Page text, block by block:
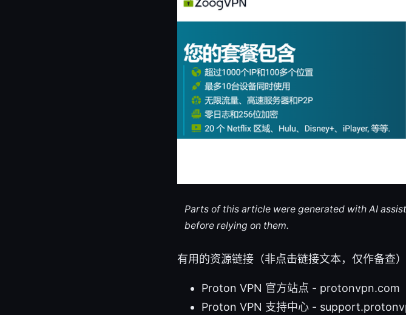
Parts of this article were generated with AI
before relying on them.
有用的资源链接（非点击链接文本，仅作备查）
Proton VPN 官方站点 - protonvpn.com
Proton VPN 支持中心 -